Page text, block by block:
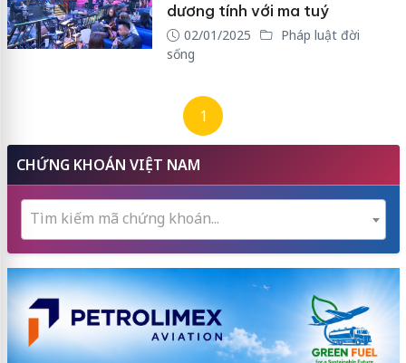
dương tính với ma tuý
02/01/2025
Pháp luật đời
sống
1
CHỨNG KHOÁN VIỆT NAM
Tìm kiếm mã chứng khoán...